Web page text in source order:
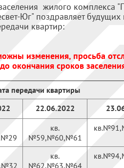
жилого
Юг" поздравляет
квартир:
изменения, просьба
до окончания сроков
передачи квартиры
22.06.2022
кв.
№59,№60,№61
кв.
№62,№63,№64